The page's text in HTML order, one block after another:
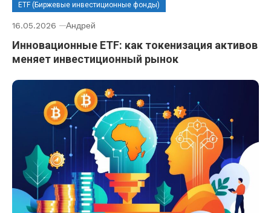
ETF (Биржевые инвестиционные фонды)
16.05.2026 Андрей
Инновационные ETF: как токенизация активов
меняет инвестиционный рынок